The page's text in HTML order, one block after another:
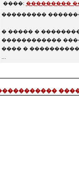
����: ���������
���������
� ����� �
������������
���� �